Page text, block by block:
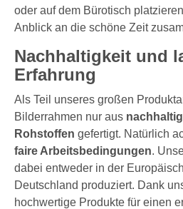
oder auf dem Bürotisch
Anblick an die schöne Zeit
Nachhaltigkeit und
Erfahrung
Als Teil unseres großen
Bilderrahmen nur aus
Rohstoffen gefertigt. Natürlich
faire Arbeitsbedingungen.
dabei entweder in der
Deutschland produziert. Dank
hochwertige Produkte für einen